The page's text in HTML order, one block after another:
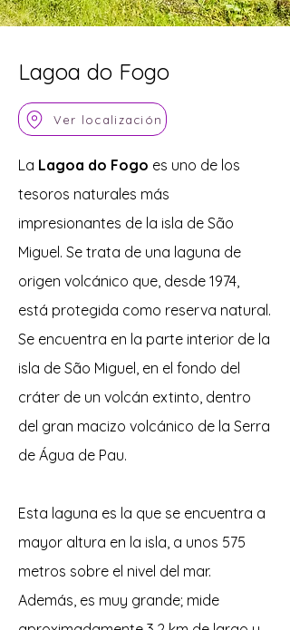
Lagoa do Fogo
Ver localización
La Lagoa do Fogo es uno de los
tesoros naturales más
impresionantes de la isla de São
Miguel. Se trata de una laguna de
origen volcánico que, desde 1974,
está protegida como reserva natural.
Se encuentra en la parte interior de la
isla de São Miguel, en el fondo del
cráter de un volcán extinto, dentro
del gran macizo volcánico de la Serra
de Água de Pau.
Esta laguna es la que se encuentra a
mayor altura en la isla, a unos 575
metros sobre el nivel del mar.
Además, es muy grande; mide